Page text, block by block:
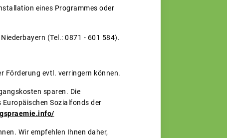
eines Programmes oder
(Tel.: 0871 - 601 584).
Förderung evtl. verringern können.
sparen. Die
Sozialfonds der
Wir empfehlen Ihnen daher,